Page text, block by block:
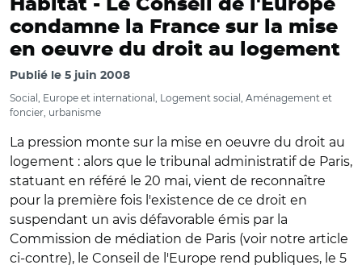
Habitat - Le Conseil de l'Europe
condamne la France sur la mise
en oeuvre du droit au logement
Publié le 5 juin 2008
Social, Europe et international, Logement social, Aménagement et
foncier, urbanisme
La pression monte sur la mise en oeuvre du droit au
logement : alors que le tribunal administratif de Paris,
statuant en référé le 20 mai, vient de reconnaître
pour la première fois l'existence de ce droit en
suspendant un avis défavorable émis par la
Commission de médiation de Paris (voir notre article
ci-contre), le Conseil de l'Europe rend publiques, le 5